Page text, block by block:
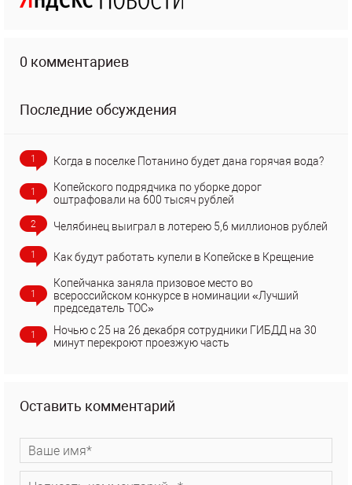
0 комментариев
Последние обсуждения
1 Когда в поселке Потанино будет дана горячая вода?
1
Копейского подрядчика по уборке дорог
оштрафовали на 600 тысяч рублей
2 Челябинец выиграл в лотерею 5,6 миллионов рублей
1 Как будут работать купели в Копейске в Крещение
1
Копейчанка заняла призовое место во
всероссийском конкурсе в номинации «Лучший
председатель ТОС»
1
Ночью с 25 на 26 декабря сотрудники ГИБДД на 30
минут перекроют проезжую часть
Оставить комментарий